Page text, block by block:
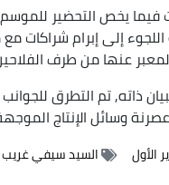
يخص التحضير للموسم
إلى إبرام
عنها من طرف
ذاته, تم التطرق
وسائل الإنتاج
الأول السيد سيفي غريب